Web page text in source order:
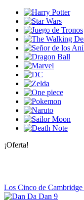
¡Oferta!
Los Cinco de Cambridge